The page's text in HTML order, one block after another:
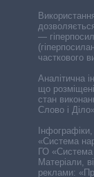
—
часткового
Аналітична
що
стан
Слово і
«Система
ГО «Система
Матеріали,
реклами: